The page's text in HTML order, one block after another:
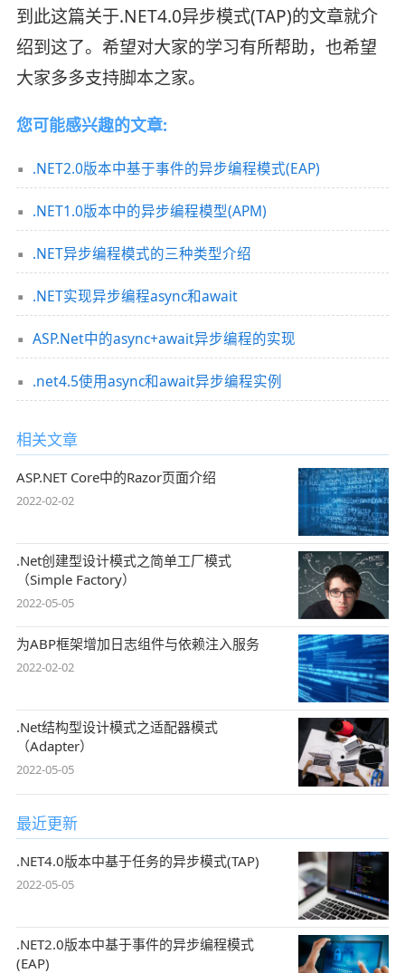
到此这篇关于.NET4.0异步模式(TAP)的文章就介
绍到这了。希望对大家的学习有所帮助，也希望
大家多多支持脚本之家。
您可能感兴趣的文章:
.NET2.0版本中基于事件的异步编程模式(EAP)
.NET1.0版本中的异步编程模型(APM)
.NET异步编程模式的三种类型介绍
.NET实现异步编程async和await
ASP.Net中的async+await异步编程的实现
.net4.5使用async和await异步编程实例
相关文章
ASP.NET Core中的Razor页面介绍
2022-02-02
.Net创建型设计模式之简单工厂模式
（Simple Factory）
2022-05-05
为ABP框架增加日志组件与依赖注入服务
2022-02-02
.Net结构型设计模式之适配器模式
（Adapter）
2022-05-05
最近更新
.NET4.0版本中基于任务的异步模式(TAP)
2022-05-05
.NET2.0版本中基于事件的异步编程模式
(EAP)